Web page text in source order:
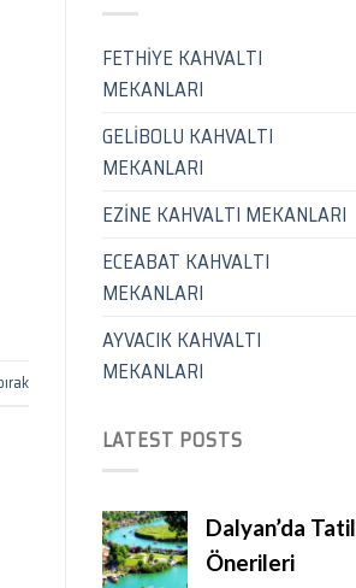
FETHİYE KAHVALTI
MEKANLARI
GELİBOLU KAHVALTI
MEKANLARI
EZİNE KAHVALTI MEKANLARI
ECEABAT KAHVALTI
MEKANLARI
AYVACIK KAHVALTI
MEKANLARI
LATEST POSTS
Dalyan’da Tatil
Önerileri